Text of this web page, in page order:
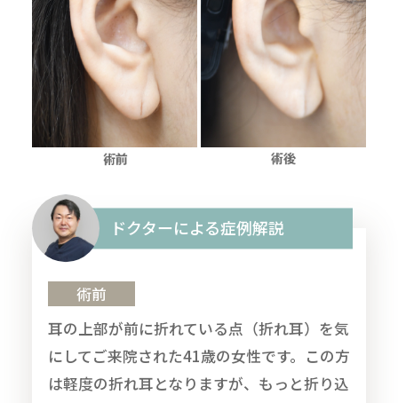
ドクターによる症例解説
術前
耳の上部が前に折れている点（折れ耳）を気
にしてご来院された41歳の女性です。この方
は軽度の折れ耳となりますが、もっと折り込